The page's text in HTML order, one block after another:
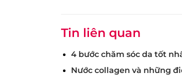
Tin liên quan
4 bước chăm sóc da tốt
Nước collagen và những